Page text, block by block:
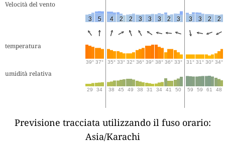
Velocità del vento
3 5 4 2 2 3 3 3 2 3 3 3 2 2
temperatura
39° 37° 35° 33° 32° 36° 39° 38° 36° 33° 31° 31° 30° 34°
umidità relativa
29 34 38 45 49 38 31 34 41 50 59 59 61 48
Previsione tracciata utilizzando il fuso orario:
Asia/Karachi